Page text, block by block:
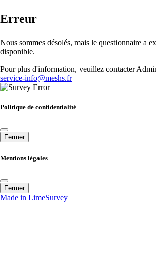
Erreur
Nous sommes désolés, mais le questionnaire a
disponible.
Pour plus d'information, veuillez contacter
service-info@meshs.fr
Politique de confidentialité
Fermer
Mentions légales
Fermer
Made in LimeSurvey